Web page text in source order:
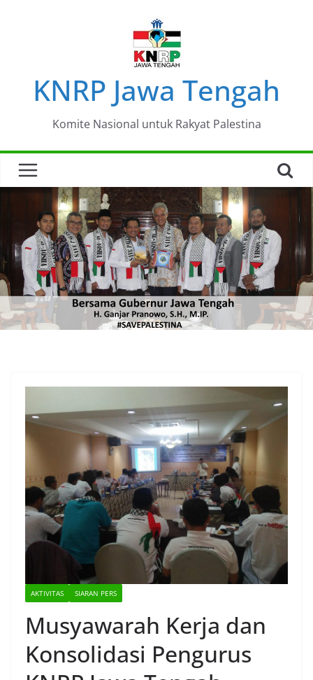
KNRP Jawa Tengah
Komite Nasional untuk Rakyat Palestina
AKTIVITAS SIARAN PERS
Musyawarah Kerja dan
Konsolidasi Pengurus